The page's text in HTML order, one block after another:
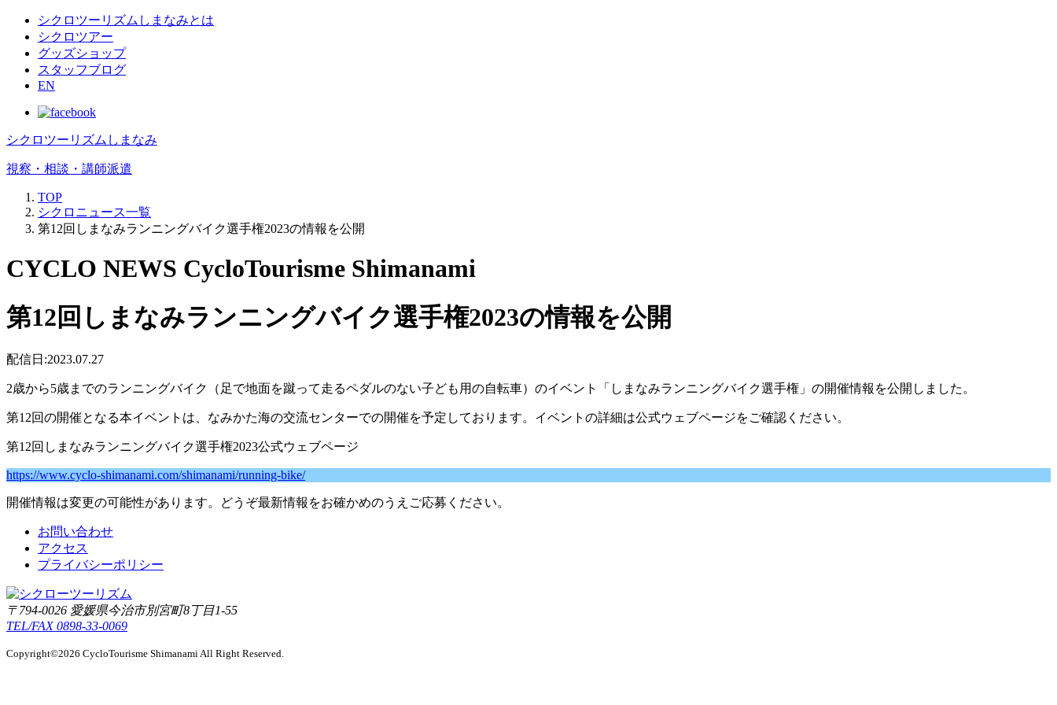
シクロツーリズムしまなみとは
シクロツアー
グッズショップ
スタッフブログ
EN
シクロツーリズムしまなみ
視察・相談・講師派遣
TOP
シクロニュース一覧
第12回しまなみランニングバイク選手権2023の情報を公開
CYCLO NEWS CycloTourisme Shimanami
第12回しまなみランニングバイク選手権2023の情報を公開
配信日:2023.07.27
2歳から5歳までのランニングバイク（足で地面を蹴って走るペダルのない子ども用の自転車）のイベント「しまなみランニングバイク選手権」の開催情報を公開しました。
第12回の開催となる本イベントは、なみかた海の交流センターでの開催を予定しております。イベントの詳細は公式ウェブページをご確認ください。
第12回しまなみランニングバイク選手権2023公式ウェブページ
https://www.cyclo-shimanami.com/shimanami/running-bike/
開催情報は変更の可能性があります。どうぞ最新情報をお確かめのうえご応募ください。
お問い合わせ
アクセス
プライバシーポリシー
〒794-0026 愛媛県今治市別宮町8丁目1-55
TEL/FAX 0898-33-0069
Copyright©2026 CycloTourisme Shimanami All Right Reserved.